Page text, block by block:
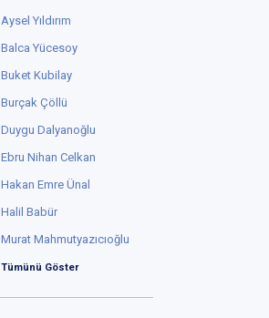
Aysel Yıldırım
Balca Yücesoy
Buket Kubilay
Burçak Çöllü
Duygu Dalyanoğlu
Ebru Nihan Celkan
Hakan Emre Ünal
Halil Babür
Murat Mahmutyazıcıoğlu
Tümünü Göster